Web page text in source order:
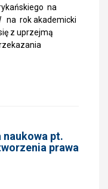
na
na rok akademicki
z uprzejmą
pt.
prawa